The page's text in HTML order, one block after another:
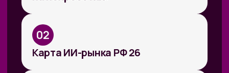
ПРОГРАММА:
В прямом эфире за 40
ПРОГРАММА: